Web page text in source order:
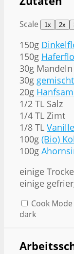
Scale 1x 2x
150g
150g
30g
30g
20g
1/2 TL Salz
1/4 TL Zimt
1/8 TL Vanille
100g (Bio)
100g
einige
einige
Cook Mode
dark